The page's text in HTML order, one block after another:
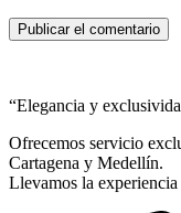
“Elegancia y
Ofrecemos servicio
Cartagena y Medellín.
Llevamos la